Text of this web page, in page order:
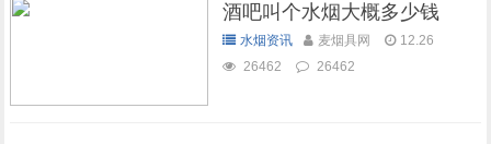
酒吧叫个水烟大概多少钱
水烟资讯 麦烟具网
12.26
26462
26462